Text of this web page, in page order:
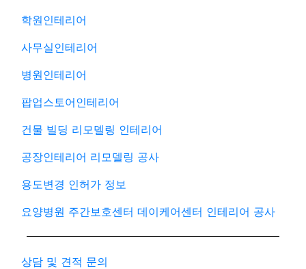
학원인테리어
사무실인테리어
병원인테리어
팝업스토어인테리어
건물 빌딩 리모델링 인테리어
공장인테리어 리모델링 공사
용도변경 인허가 정보
요양병원 주간보호센터 데이케어센터 인테리어 공사
상담 및 견적 문의